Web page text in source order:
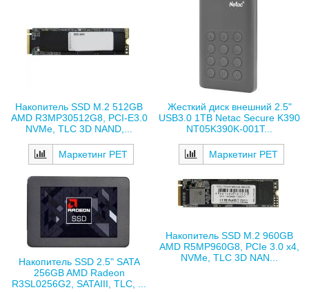
Накопитель SSD M.2 512GB
AMD R3MP30512G8, PCI-E3.0
NVMe, TLC 3D NAND,...
Маркетинг РЕТ
Жесткий диск внешний 2.5"
USB3.0 1TB Netac Secure K390
NT05K390K-001T...
Маркетинг РЕТ
Накопитель SSD 2.5" SATA
256GB AMD Radeon
R3SL0256G2, SATAIII, TLC, ...
Накопитель SSD M.2 960GB
AMD R5MP960G8, PCIe 3.0 x4,
NVMe, TLC 3D NAN...